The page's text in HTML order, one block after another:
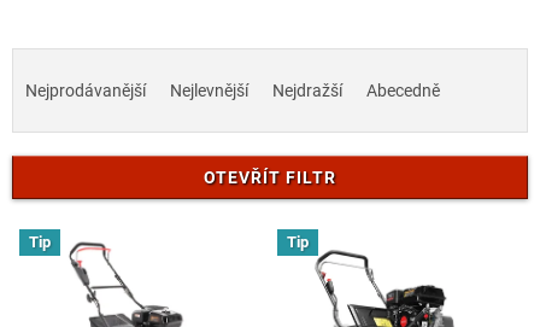
e
í
Nejprodávanější Nejlevnější Nejdražší Abecedně
OTEVŘÍT FILTR
V
ý
Tip Tip